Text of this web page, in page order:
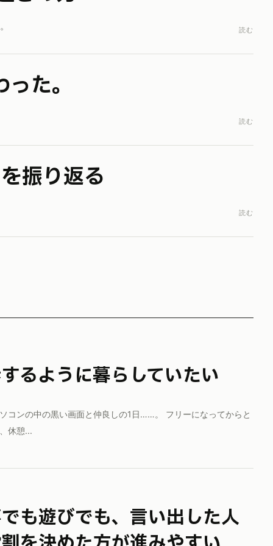
読む
た。
読む
振り返る
読む
するように暮らしていたい
コンの中の黒い画面と仲良しの1日……。 フリーになってからと
休憩...